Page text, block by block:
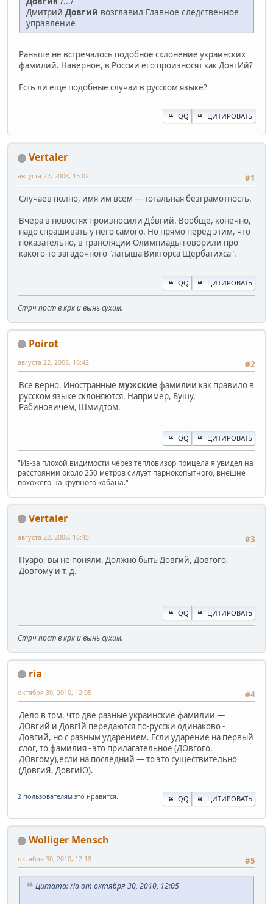
Дмитрий Довгий возглавил Главное следственное
управление
Раньше не встречалось подобное склонение украинских
фамилий. Наверное, в России его произносят как ДовгИй?
Есть ли еще подобные случаи в русском языке?
QQ ЦИТИРОВАТЬ
Vertaler
#1
августа 22, 2008, 15:02
Случаев полно, имя им всем — тотальная безграмотность.
Вчера в новостях произносили Дóвгий. Вообще, конечно,
надо спрашивать у него самого. Но прямо перед этим, что
показательно, в трансляции Олимпиады говорили про
какого-то загадочного "латыша Викторса Щербатихса".
QQ ЦИТИРОВАТЬ
Стрч прст в крк и вынь сухим.
Poirot
#2
августа 22, 2008, 16:42
Все верно. Иностранные мужскиефамилии как правило в
русском языке склоняются. Например, Бушу,
Рабиновичем, Шмидтом.
QQ ЦИТИРОВАТЬ
"Из-за плохой видимости через тепловизор прицела я увидел на
расстоянии около 250 метров силуэт парнокопытного, внешне
похожего на крупного кабана."
Vertaler
#3
августа 22, 2008, 16:45
Пуаро, вы не поняли. Должно быть Довгий, Довгого,
Довгому и т. д.
QQ ЦИТИРОВАТЬ
Стрч прст в крк и вынь сухим.
ria
#4
октября 30, 2010, 12:05
Дело в том, что две разные украинские фамилии —
ДОвгий и ДовгІй передаются по-русски одинаково -
Довгий, но с разным ударением. Если ударение на первый
слог, то фамилия - это прилагательное (ДОвгого,
ДОвгому),если на последний — то это существительно
(ДовгиЯ, ДовгиЮ).
2 пользователям это нравится. QQ ЦИТИРОВАТЬ
Wolliger Mensch
#5
октября 30, 2010, 12:18
Цитата: ria от октября 30, 2010, 12:05